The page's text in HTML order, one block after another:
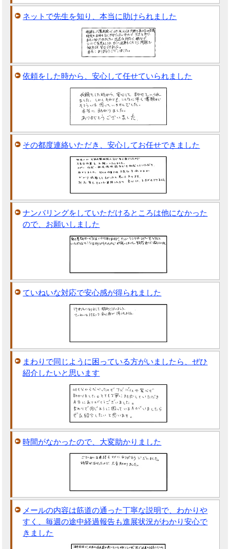
ネットで先生を知り、本当に助けられました
依頼をした時から、安心して任せていられました
その都度連絡いただき、安心してお任せできました
ナンバリングをしていただけるところは他になかった
ので、お願いしました
ていねいな対応で安心感が得られました
まわりで同じように困っている方がいましたら、ぜひ
紹介したいと思います
時間がなかったので、大変助かりました
メールの内容は筋道の通った丁寧な説明で、わかりや
すく、毎週の途中経過報告も進展状況がわかり安心で
きました